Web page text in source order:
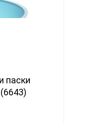
паски